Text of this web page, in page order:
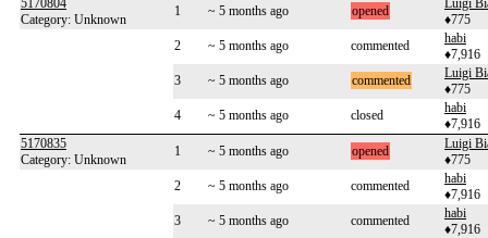
5170804
Category: Unknown
1 ~ 5 months ago opened
Luigi
♦775
2
~ 5 months ago commented
habi
♦7,916
3
~ 5 months ago commented
Luigi
♦775
4
~ 5 months ago closed
habi
♦7,916
5170835
Category: Unknown
1 ~ 5 months ago opened
Luigi
♦775
2
~ 5 months ago commented
habi
♦7,916
3
~ 5 months ago commented
habi
♦7,916